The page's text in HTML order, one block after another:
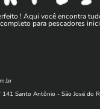
! Aqui você encontra
para pescadores
141 Santo Antônio - São José do